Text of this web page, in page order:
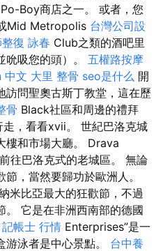
Boy商店之一。 或者，您
Mid Metropolis 台灣公司設
復 詠春 Club之類的酒吧里
吸您的頭）。 五權路按摩
文 大里 整骨 seo是什么 開
訪問聖奧古斯丁教堂，這在歷
骨 Black社區和周邊的禮拜
，看看xvii。 世紀巴洛克城
樓和市場大廳。 Drava
往巴洛克式的老城區。 無論
，當然要歸功於歐洲人。
米比亞最大的狂歡節，不過
。 它是在非洲西南部的德國
記帳士 行情 Enterprises”是一
泳者是中心景點。 台中養